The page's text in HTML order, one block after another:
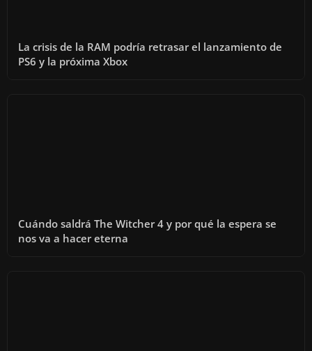
La crisis de la RAM podría retrasar el lanzamiento de
PS6 y la próxima Xbox
Cuándo saldrá The Witcher 4 y por qué la espera se
nos va a hacer eterna